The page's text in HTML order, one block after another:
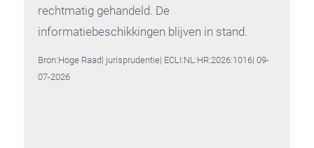
rechtmatig gehandeld. De
informatiebeschikkingen blijven in stand.
Bron:Hoge Raad| jurisprudentie| ECLI:NL:HR:2026:1016| 09-
07-2026